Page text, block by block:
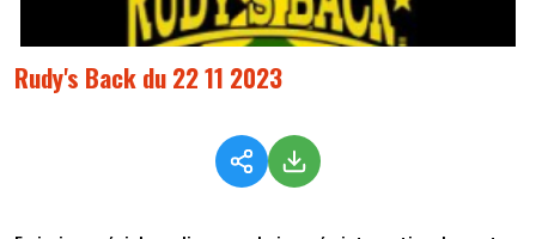
Rudy's Back du 22 11 2023